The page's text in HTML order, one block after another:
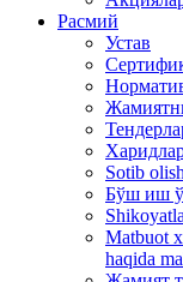
Расмий
Устав
Sotib
Бўш иш
Matbuot
haqida